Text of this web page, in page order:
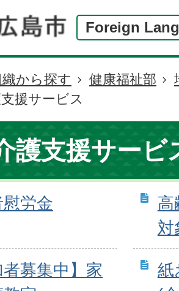
Foreign
から探す 健康福祉部
援サービス
護支援サービ
労金
高
対
者募集中】家
紙